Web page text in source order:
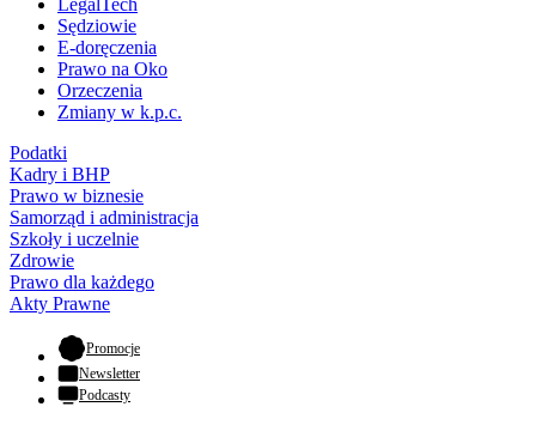
LegalTech
Sędziowie
E-doręczenia
Prawo na Oko
Orzeczenia
Zmiany w k.p.c.
Podatki
Kadry i BHP
Prawo w biznesie
Samorząd i administracja
Szkoły i uczelnie
Zdrowie
Prawo dla każdego
Akty Prawne
Promocje- otwiera się w nowej karcie
Newsletter
Podcasty